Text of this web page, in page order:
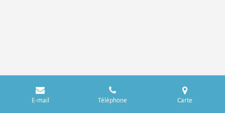
E-mail Téléphone Carte